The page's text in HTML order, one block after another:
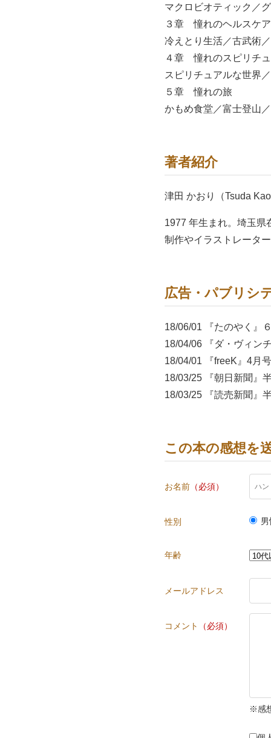
マクロビオティック／
３章 憧れのヘルスケア
冷えとり生活／古武術
４章 憧れのスピリチ
スピリチュアルな世界
５章 憧れの旅
かもめ食堂／富士登山
著者紹介
津田 かおり（Tsuda
1977 年生まれ。埼玉県
制作やイラストレータ
広告・パブリシ
18/06/01 『たのやく』
18/04/06 『ダ・ヴィン
18/04/01 『freeK』4月
18/03/25 『朝日新聞』
18/03/25 『読売新聞』
この本の感想を
お名前 （必須）
性別
年齢
メールアドレス
コメント （必須）
※感